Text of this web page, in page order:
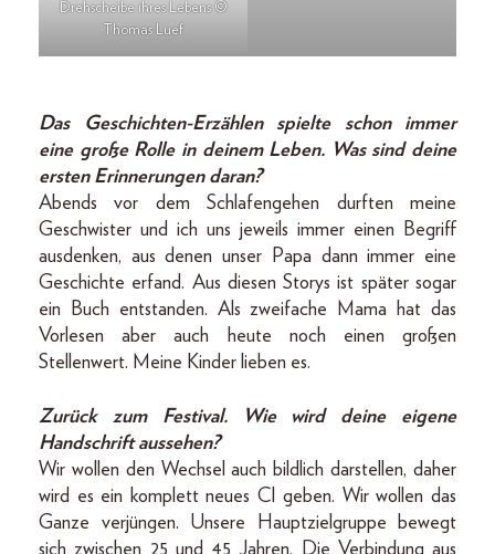
Drehscheibe ihres Lebens ©
Thomas Luef
Das Geschichten-Erzählen spielte schon immer
eine große Rolle in deinem Leben. Was sind deine
ersten Erinnerungen daran?
Abends vor dem Schlafengehen durften meine
Geschwister und ich uns jeweils immer einen Begriff
ausdenken, aus denen unser Papa dann immer eine
Geschichte erfand. Aus diesen Storys ist später sogar
ein Buch entstanden. Als zweifache Mama hat das
Vorlesen aber auch heute noch einen großen
Stellenwert. Meine Kinder lieben es.
Zurück zum Festival. Wie wird deine eigene
Handschrift aussehen?
Wir wollen den Wechsel auch bildlich darstellen, daher
wird es ein komplett neues CI geben. Wir wollen das
Ganze verjüngen. Unsere Hauptzielgruppe bewegt